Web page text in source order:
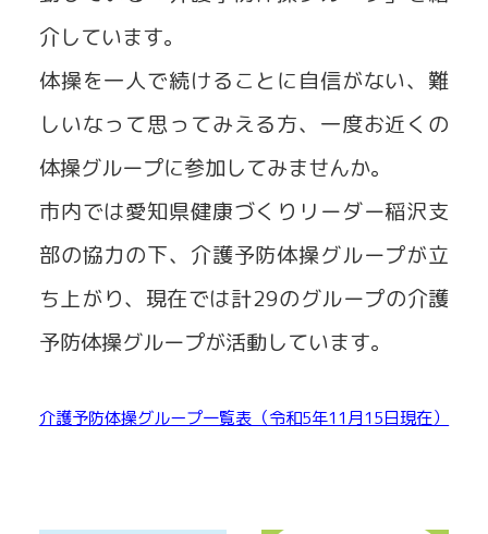
介しています。
体操を一人で続けることに自信がない、難
しいなって思ってみえる方、一度お近くの
体操グループに参加してみませんか。
市内では愛知県健康づくりリーダー稲沢支
部の協力の下、介護予防体操グループが立
ち上がり、現在では計29のグループの介護
予防体操グループが活動しています。
介護予防体操グループ一覧表（令和5年11月15日現在）